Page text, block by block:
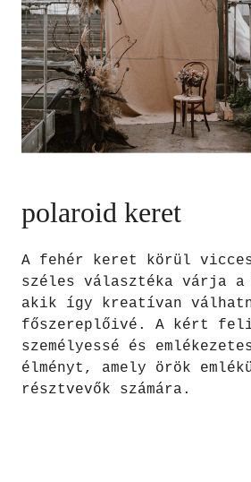
polaroid keret
A fehér keret körül
széles választéka várja a
akik így kreatívan
főszereplőivé. A kért
személyessé és
élményt, amely örök
résztvevők számára.